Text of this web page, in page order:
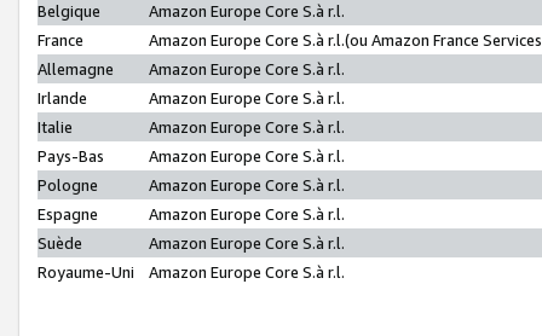
Belgique
Amazon Europe Core S.à r.l.
France
Amazon Europe Core S.à r.l.(ou Amazon France
Allemagne
Amazon Europe Core S.à r.l.
Irlande
Amazon Europe Core S.à r.l.
Italie
Amazon Europe Core S.à r.l.
Pays-Bas
Amazon Europe Core S.à r.l.
Pologne
Amazon Europe Core S.à r.l.
Espagne
Amazon Europe Core S.à r.l.
Suède
Amazon Europe Core S.à r.l.
Royaume-Uni
Amazon Europe Core S.à r.l.